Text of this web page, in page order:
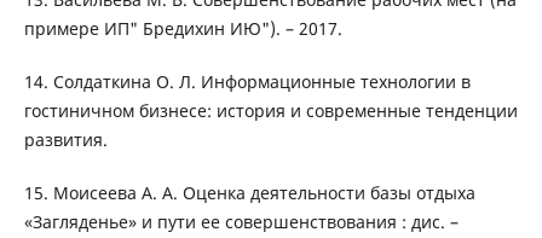
примере ИП" Бредихин ИЮ"). – 2017.
14. Солдаткина О. Л. Информационные технологии в
гостиничном бизнесе: история и современные тенденции
развития.
15. Моисеева А. А. Оценка деятельности базы отдыха
«Загляденье» и пути ее совершенствования : дис. –